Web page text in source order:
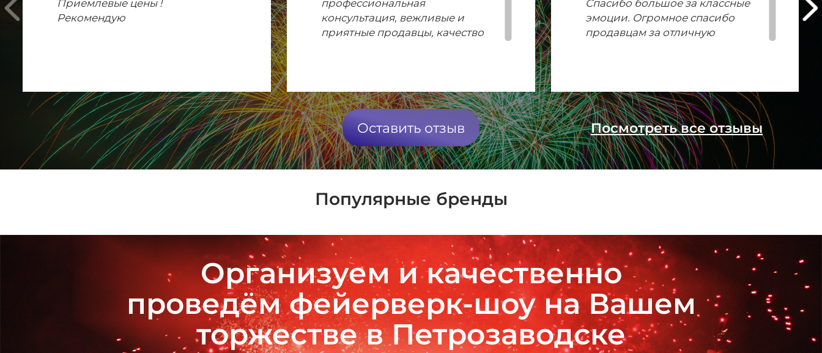
Приемлевые цены !
Рекомендую
профессиональная
консультация, вежливые и
приятные продавцы, качество
Спасибо большое за классные
эмоции. Огромное спасибо
продавцам за отличную
Оставить отзыв Посмотреть все отзывы
Популярные бренды
Организуем и качественно
проведём фейерверк-шоу на Вашем
торжестве в Петрозаводске